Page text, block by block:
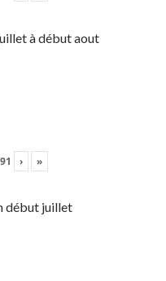
à début aout
91 › »
début juillet